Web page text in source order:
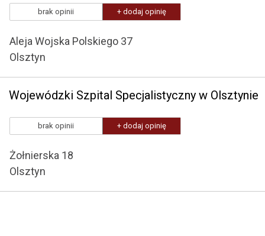
brak opinii + dodaj opinię
Aleja Wojska Polskiego 37
Olsztyn
Wojewódzki Szpital Specjalistyczny w Olsztynie
brak opinii + dodaj opinię
Żołnierska 18
Olsztyn